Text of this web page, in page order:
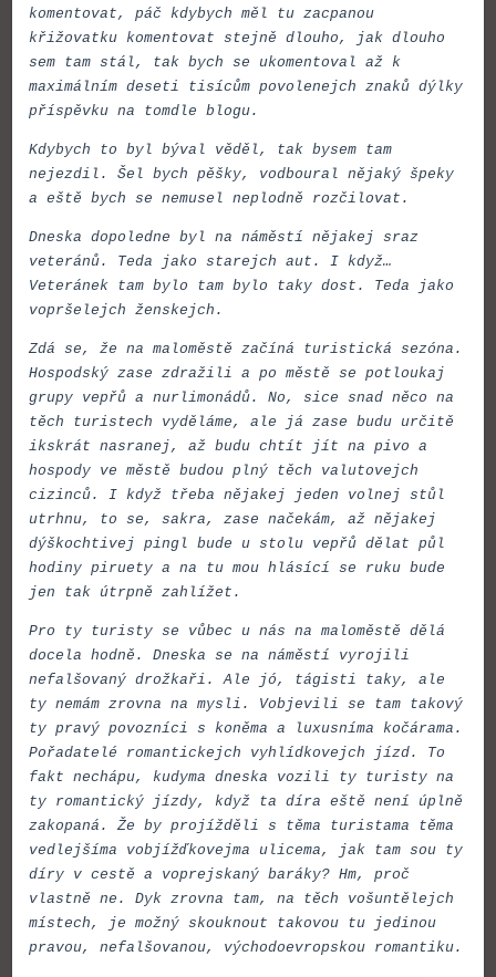
komentovat, páč kdybych měl tu zacpanou
křižovatku komentovat stejně dlouho, jak dlouho
sem tam stál, tak bych se ukomentoval až k
maximálním deseti tisícům povolenejch znaků dýlky
příspěvku na tomdle blogu.
Kdybych to byl býval věděl, tak bysem tam
nejezdil. Šel bych pěšky, vodboural nějaký špeky
a eště bych se nemusel neplodně rozčilovat.
Dneska dopoledne byl na náměstí nějakej sraz
veteránů. Teda jako starejch aut. I když…
Veteránek tam bylo tam bylo taky dost. Teda jako
vopršelejch ženskejch.
Zdá se, že na maloměstě začíná turistická sezóna.
Hospodský zase zdražili a po městě se potloukaj
grupy vepřů a nurlimonádů. No, sice snad něco na
těch turistech vyděláme, ale já zase budu určitě
ikskrát nasranej, až budu chtít jít na pivo a
hospody ve městě budou plný těch valutovejch
cizinců. I když třeba nějakej jeden volnej stůl
utrhnu, to se, sakra, zase načekám, až nějakej
dýškochtivej pingl bude u stolu vepřů dělat půl
hodiny piruety a na tu mou hlásící se ruku bude
jen tak útrpně zahlížet.
Pro ty turisty se vůbec u nás na maloměstě dělá
docela hodně. Dneska se na náměstí vyrojili
nefalšovaný drožkaři. Ale jó, tágisti taky, ale
ty nemám zrovna na mysli. Vobjevili se tam takový
ty pravý povozníci s koněma a luxusníma kočárama.
Pořadatelé romantickejch vyhlídkovejch jízd. To
fakt nechápu, kudyma dneska vozili ty turisty na
ty romantický jízdy, když ta díra eště není úplně
zakopaná. Že by projížděli s těma turistama těma
vedlejšíma vobjížďkovejma ulicema, jak tam sou ty
díry v cestě a voprejskaný baráky? Hm, proč
vlastně ne. Dyk zrovna tam, na těch vošuntělejch
místech, je možný skouknout takovou tu jedinou
pravou, nefalšovanou, východoevropskou romantiku.